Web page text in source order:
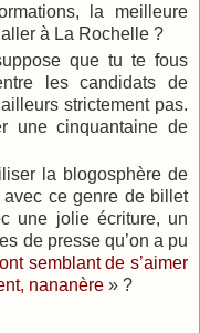
la meilleure
à La Rochelle ?
que tu te fous
les candidats de
strictement pas.
une cinquantaine de
la blogosphère de
ce genre de billet
une jolie écriture, un
de presse qu’on a pu
semblant de s’aimer
nananère » ?